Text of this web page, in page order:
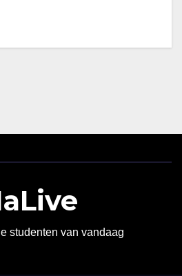
studenten van vandaag